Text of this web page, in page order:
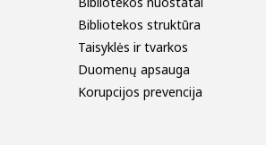
Bibliotekos struktūra
Taisyklės ir tvarkos
Duomenų apsauga
Korupcijos prevencija